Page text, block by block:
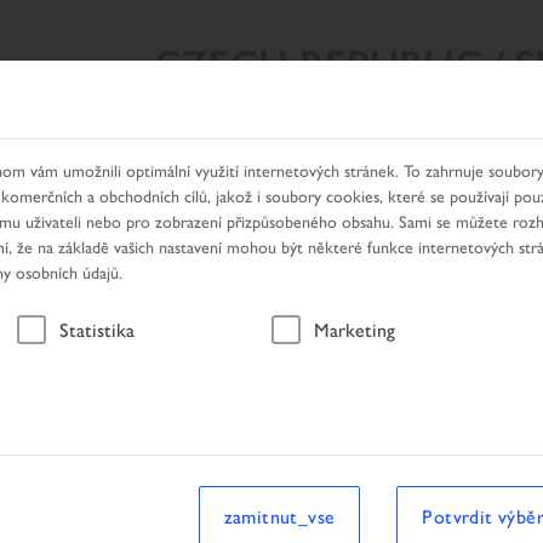
CZECH REPUBLIC /
VYHLEDÁVÁNÍ NAŠE PRODUKTY HLEDÁNÍ DEALERA
vám umožnili optimální využití internetových stránek. To zahrnuje
a obchodních cílů, jakož i soubory cookies, které se používají
uživateli nebo pro zobrazení přizpůsobeného obsahu. Sami se můžete
že na základě vašich nastavení mohou být některé funkce internetových
osobních údajů.
Statistika Marketing
zamitnut_vse Potvrdit výběr